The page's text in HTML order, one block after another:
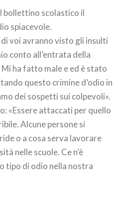
bollettino scolastico il
spiacevole.
voi avranno visto gli insulti
conto all’entrata della
ha fatto male e ed è stato
questo crimine d’odio in
dei sospetti sui colpevoli».
«Essere attaccati per quello
Alcune persone si
o a cosa serva lavorare
nelle scuole. Ce n’è
tipo di odio nella nostra